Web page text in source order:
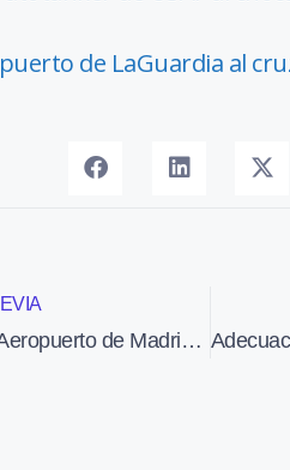
de LaGuardia al
El Aeropuerto de Madrid-Barajas informa del tiempo de paso estimado por los controles de seguridad